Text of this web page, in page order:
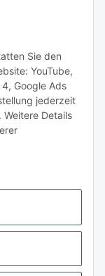
Sie den
YouTube,
Google Ads
jederzeit
Details